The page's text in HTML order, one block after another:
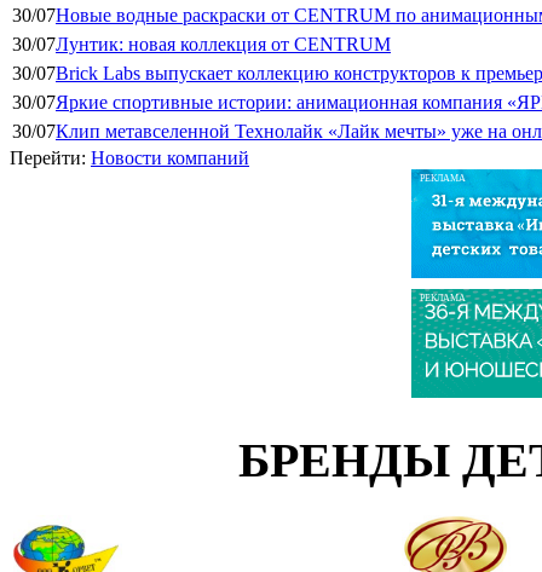
30/07Новые водные раскраски от CENTRUM по
30/07Лунтик: новая коллекция от CENTRUM
30/07Brick Labs выпускает коллекцию конструкторов к
30/07Яркие спортивные истории: анимационная компания
30/07Клип метавселенной Технолайк «Лайк мечты» уже на
Перейти: Новости компаний
РЕКЛАМА
РЕКЛАМА
БРЕНДЫ